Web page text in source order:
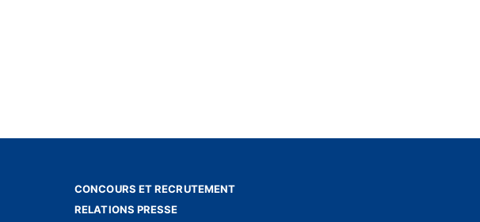
CONCOURS ET RECRUTEMENT
RELATIONS PRESSE